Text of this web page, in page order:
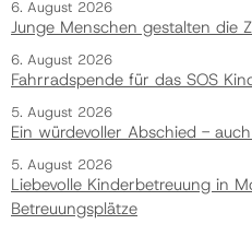
6. August 2026
Junge Menschen gestalten die
6. August 2026
Fahrradspende für das SOS
5. August 2026
Ein würdevoller Abschied -
5. August 2026
Liebevolle Kinderbetreuung in
Betreuungsplätze